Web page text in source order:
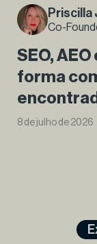
Priscilla
Co-
SEO,
forma
8 de julho de 2026